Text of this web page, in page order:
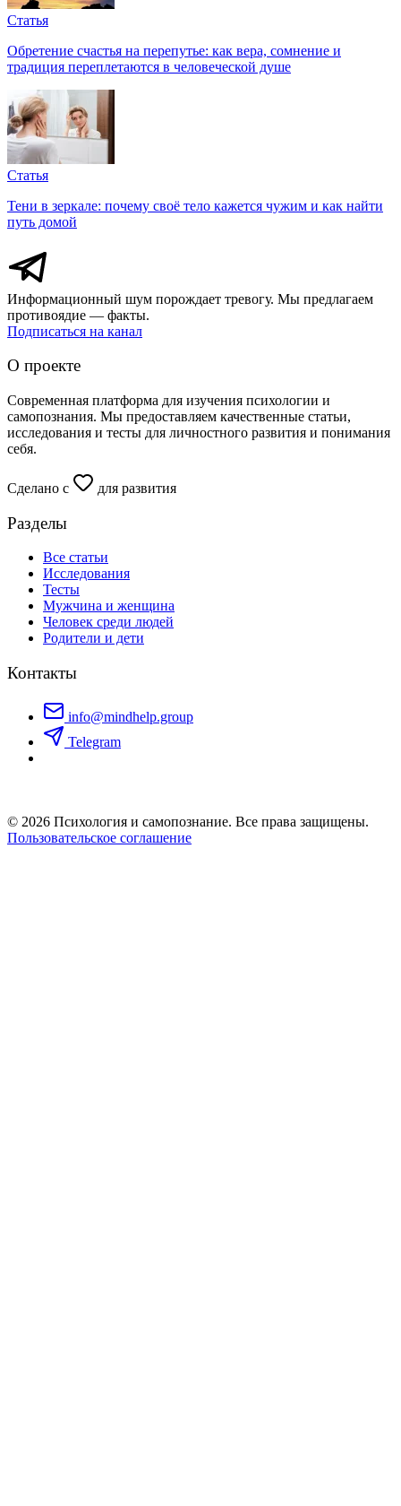
Статья
Обретение счастья на перепутье: как вера, сомнение и
традиция переплетаются в человеческой душе
Статья
Тени в зеркале: почему своё тело кажется чужим и как найти
путь домой
Информационный шум порождает тревогу. Мы предлагаем
противоядие — факты.
Подписаться на канал
О проекте
Современная платформа для изучения психологии и
самопознания. Мы предоставляем качественные статьи,
исследования и тесты для личностного развития и понимания
себя.
Сделано с для развития
Разделы
Все статьи
Исследования
Тесты
Мужчина и женщина
Человек среди людей
Родители и дети
Контакты
info@mindhelp.group
Telegram
© 2026 Психология и самопознание. Все права защищены.
Пользовательское соглашение